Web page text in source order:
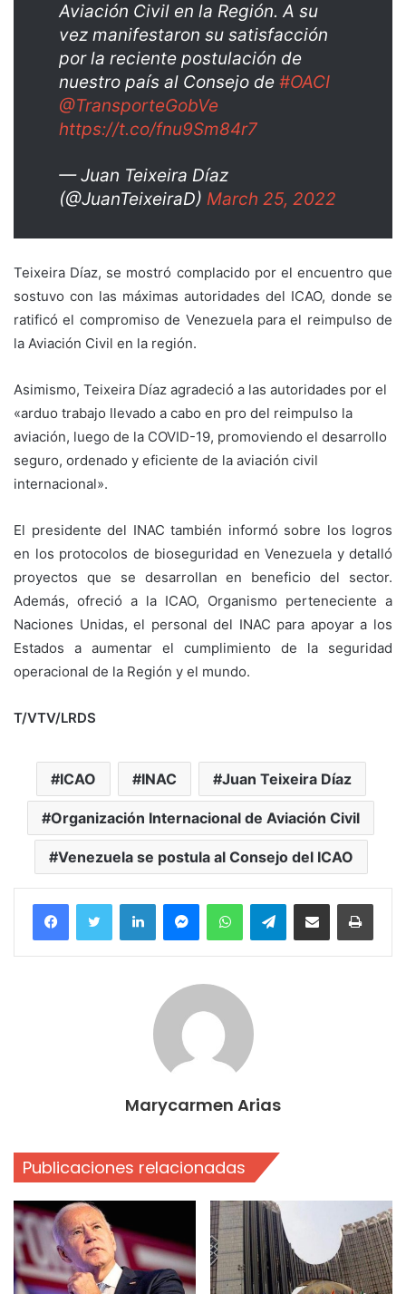
Aviación Civil en la Región. A su
vez manifestaron su satisfacción
por la reciente postulación de
nuestro país al Consejo de #OACI
@TransporteGobVe
https://t.co/fnu9Sm84r7
— Juan Teixeira Díaz
(@JuanTeixeiraD) March 25, 2022
Teixeira Díaz, se mostró complacido por el encuentro que
sostuvo con las máximas autoridades del ICAO, donde se
ratificó el compromiso de Venezuela para el reimpulso de
la Aviación Civil en la región.
Asimismo, Teixeira Díaz agradeció a las autoridades por el
«arduo trabajo llevado a cabo en pro del reimpulso la
aviación, luego de la COVID-19, promoviendo el desarrollo
seguro, ordenado y eficiente de la aviación civil
internacional».
El presidente del INAC también informó sobre los logros
en los protocolos de bioseguridad en Venezuela y detalló
proyectos que se desarrollan en beneficio del sector.
Además, ofreció a la ICAO, Organismo perteneciente a
Naciones Unidas, el personal del INAC para apoyar a los
Estados a aumentar el cumplimiento de la seguridad
operacional de la Región y el mundo.
T/VTV/LRDS
ICAO INAC Juan Teixeira Díaz
Organización Internacional de Aviación Civil
Venezuela se postula al Consejo del ICAO
FacebookTwitter LinkedInMessengerWhatsAppTelegramCompartir por correo electrónico
Marycarmen Arias
Publicaciones relacionadas